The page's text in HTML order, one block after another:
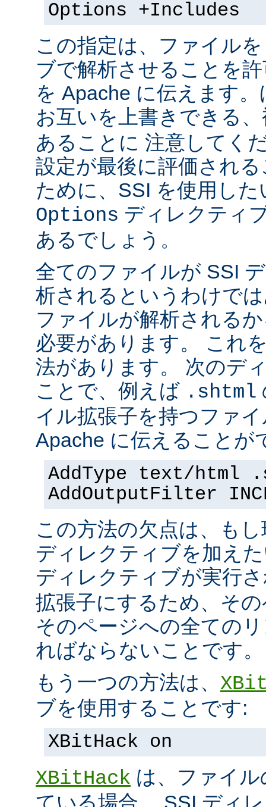
Options +Includes
この指定は、ファイル
ブで解析させることを
を Apache に伝えます
お互いを上書きできる
あることに 注意してく
設定が最後に評価され
ために、SSI を使用し
Options ディレクティ
あるでしょう。
全てのファイルが SSI
析されるというわけで
ファイルが解析される
必要があります。 これ
法があります。 次のデ
ことで、例えば .shtml
イル拡張子を持つファ
Apache に伝えることが
AddType text/html
AddOutputFilter
この方法の欠点は、も
ディレクティブを加え
ディレクティブが実行
拡張子にするため、そ
そのページへの全ての
ればならないことです。
もう一つの方法は、
ブを使用することです:
XBitHack on
XBitHack は、ファイ